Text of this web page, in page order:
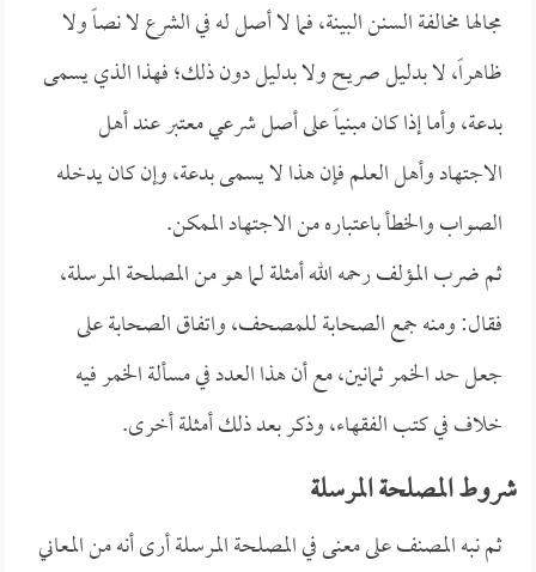
مجالها مخالفة السنن البينة، فما لا أصل له في الشرع لا نصاً ولا
ظاهراً، لا بدليل صريح ولا بدليل دون ذلك؛ فهذا الذي يسمى
بدعة، وأما إذا كان مبنياً على أصل شرعي معتبر عند أهل
الاجتهاد وأهل العلم فإن هذا لا يسمى بدعة، وإن كان يدخله
الصواب والخطأ باعتباره من الاجتهاد الممكن.
ثم ضرب المؤلف رحمه الله أمثلة لما هو من المصلحة المرسلة،
فقال: ومنه جمع الصحابة للمصحف، واتفاق الصحابة على
جعل حد الخمر ثمانين، مع أن هذا العدد في مسألة الخمر فيه
خلاف في كتب الفقهاء، وذكر بعد ذلك أمثلة أخرى.
شروط المصلحة المرسلة
ثم نبه المصنف على معنى في المصلحة المرسلة أرى أنه من المعاني